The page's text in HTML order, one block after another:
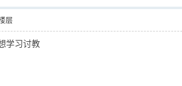
层
学习讨教